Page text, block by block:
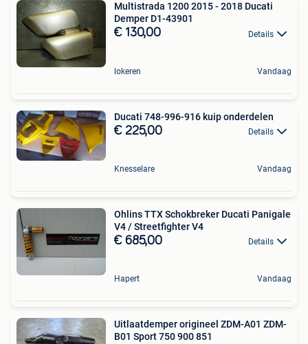
Multistrada 1200 2015 - 2018 Ducati
Demper D1-43901
€ 130,00 Details
lokeren Vandaag
Ducati 748-996-916 kuip onderdelen
€ 225,00 Details
Knesselare Vandaag
Ohlins TTX Schokbreker Ducati Panigale
V4 / Streetfighter V4
€ 685,00 Details
Hapert Vandaag
Uitlaatdemper origineel ZDM-A01 ZDM-
B01 Sport 750 900 851